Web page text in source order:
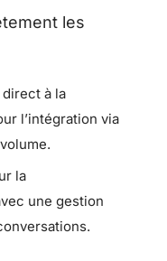
les
à la
l’intégration via
la
une gestion